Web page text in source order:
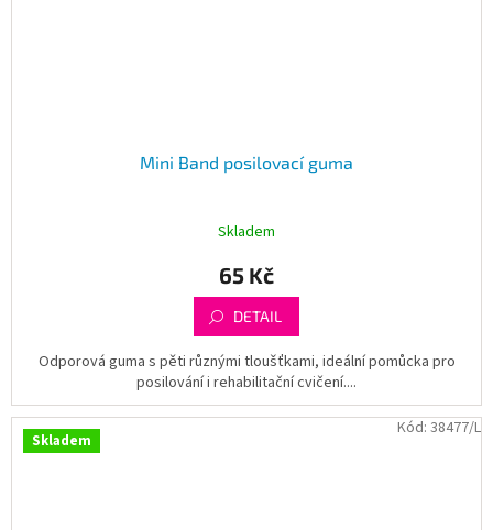
Mini Band posilovací guma
Skladem
65 Kč
DETAIL
Odporová guma s pěti různými tloušťkami, ideální pomůcka pro
posilování i rehabilitační cvičení....
Skladem
Kód: 38477/L